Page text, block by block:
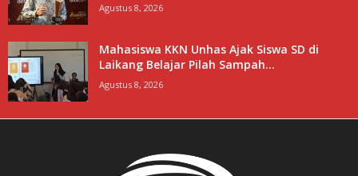
Agustus 8, 2026
Mahasiswa KKN Unhas Ajak Siswa SD di
Laikang Belajar Pilah Sampah...
Agustus 8, 2026